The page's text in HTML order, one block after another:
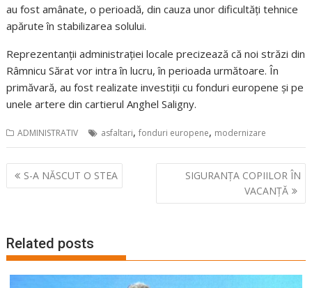
au fost amânate, o perioadă, din cauza unor dificultăți tehnice
apărute în stabilizarea solului.
Reprezentanții administrației locale precizează că noi străzi din
Râmnicu Sărat vor intra în lucru, în perioada următoare. În
primăvară, au fost realizate investiții cu fonduri europene și pe
unele artere din cartierul Anghel Saligny.
ADMINISTRATIV asfaltari,fonduri europene, modernizare
Navigare
în
S-A NĂSCUT O STEA
SIGURANȚA COPIILOR ÎN
VACANȚĂ
Related posts